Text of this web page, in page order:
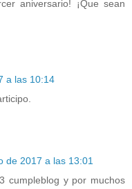
aniversario! ¡Que sean
a las 10:14
de 2017 a las 13:01
cumpleblog y por muchos